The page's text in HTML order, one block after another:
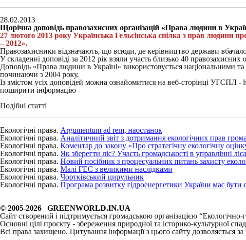
28.02.2013
Щорічна доповідь правозахисних організацій «Права людини в
27 лютого 2013 року Українська Гельсінська спілка з прав людини
– 2012».
Правозахисники відзначають, що всюди, де керівництво держави
У складенні доповіді за 2012 рік взяли участь близько 40 правозахисних
Доповідь «Права людини в Україні» використовується національними
починаючи з 2004 року.
Із змістом усіх доповідей можна ознайомитися на веб-сторінці УГСПЛ -
поширити інформацію
Подібні статті
Екологічні права. Argumentum ad rem, наостанок
Екологічні права. Аналітичний звіт з дотримання екологічних прав
Екологічні права. Коментар до закону «Про стратегічну екологічну
Екологічні права. Як зберегти ліс? Участь громадськості в управлінні
Екологічні права. Новий посібник з процесуальних питань захисту
Екологічні права. Малі ГЕС з великими наслідками
Екологічні права. Чортківський цирульник
Екологічні права. Програма розвитку гідроенергетики України має бути
© 2005-2026 GREENWORLD.IN.UA
Сайт створений і підтримується громадською організацією
Основні цілі проєкту - збереження природної та історико-культурної
Всі права захищено. Цитування інформації з цього сайту дозволяється